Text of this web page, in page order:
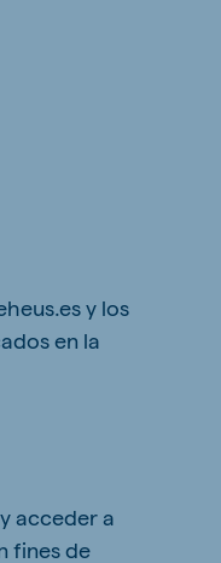
y los
en la
acceder a
fines de